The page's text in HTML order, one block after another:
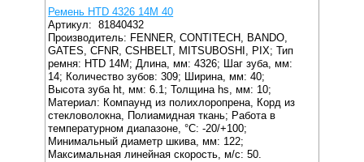
Ремень HTD 4326 14M 40
Артикул:81840432
Производитель: FENNER, CONTITECH, BANDO,
GATES, CFNR, CSHBELT, MITSUBOSHI, PIX; Тип
ремня: HTD 14M; Длина, мм: 4326; Шаг зуба, мм:
14; Количество зубов: 309; Ширина, мм: 40;
Высота зуба ht, мм: 6.1; Толщина hs, мм: 10;
Материал: Компаунд из полихлоропрена, Корд из
стекловолокна, Полиамидная ткань; Работа в
температурном диапазоне, °C: -20/+100;
Минимальный диаметр шкива, мм: 122;
Максимальная линейная скорость, м/с: 50.